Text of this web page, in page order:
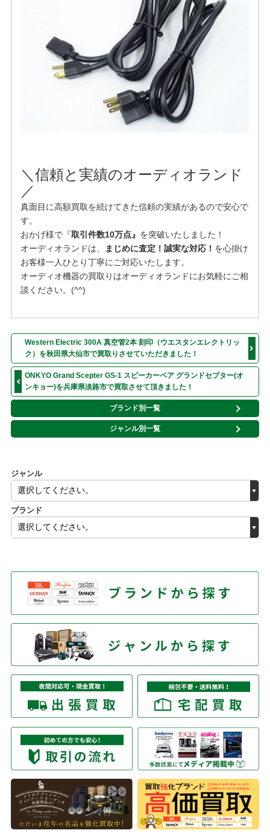
ジャンル
ブランド
＼信頼と実績のオーディオランド
／
真面目に高額買取を続けてきた信頼の実績があるので安心で
す。
おかげ様で『取引件数10万点』 を突破いたしました！
オーディオランドは、
まじめに査定！誠実な対応！ を⼼掛け
お客様⼀⼈ひとり丁寧にご対応いたします。
オーディオ機器の買取りはオーディオランドにお気軽にご相
談ください。(^^)
Western Electric 300A 真空管2本 刻印（ウエスタンエレクトリッ
ク）を秋田県大仙市で買取りさせていただきました！
ONKYO Grand Scepter GS-1 スピーカーペア グランドセプター(オ
ンキョー)を兵庫県淡路市で買取させて頂きました！
ブランド別一覧
ジャンル別一覧